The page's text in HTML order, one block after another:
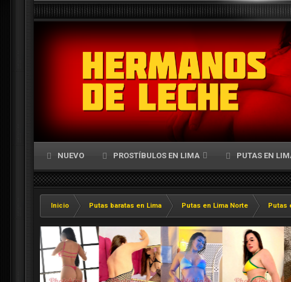
NUEVO PROSTÍBULOS EN LIMA PUTAS EN
Inicio Putas baratas en Lima Putas en Lima Norte Putas